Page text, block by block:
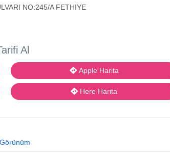
NO:245/A FETHIYE
Al
Apple Harita
Here Harita